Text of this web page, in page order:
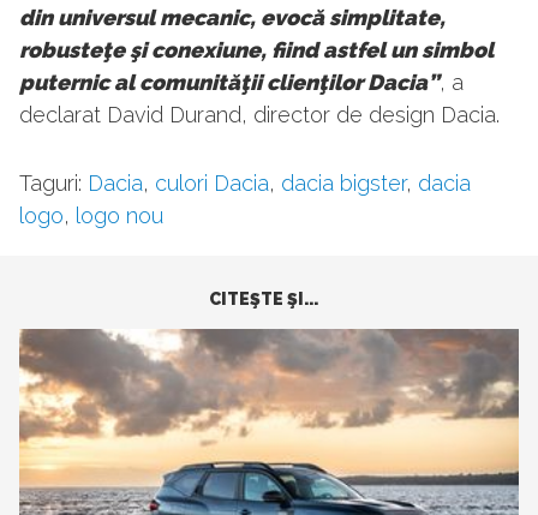
din universul mecanic, evocă simplitate,
robusteţe şi conexiune, fiind astfel un simbol
puternic al comunităţii clienţilor Dacia”, a
declarat David Durand, director de design Dacia.
Taguri: Dacia, culori Dacia, dacia bigster, dacia
logo, logo nou
CITEŞTE ŞI...